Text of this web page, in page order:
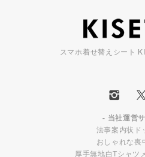
スマホ着せ替えシート
- 当社運営
法事案内状ド
おしゃれな喪
厚手無地白Tシャツ